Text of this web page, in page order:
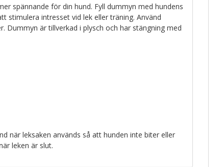
spännande för din hund. Fyll dummyn med hundens
stimulera intresset vid lek eller träning. Använd
Dummyn är tillverkad i plysch och har stängning med
när leksaken används så att hunden inte biter eller
leken är slut.